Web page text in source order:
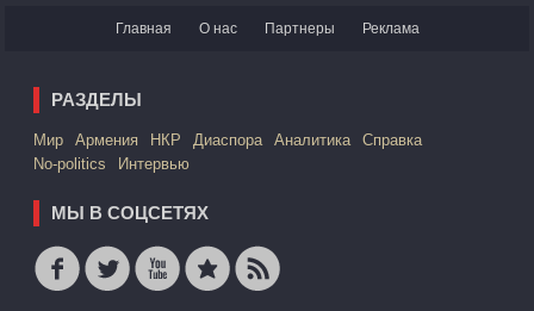
Главная О нас Партнеры Реклама
РАЗДЕЛЫ
Mир Армения НКР Диаспора Аналитика
Справка
No-politics
Интервью
МЫ В СОЦСЕТЯХ